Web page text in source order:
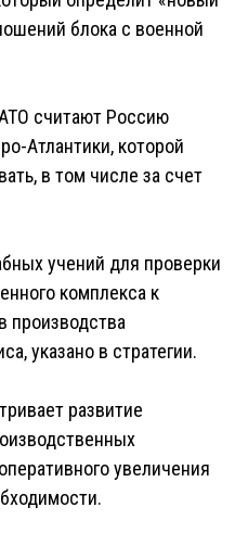
блока с военной
считают Россию
Атлантики, которой
в том числе за счет
учений для проверки
комплекса к
производства
указано в стратегии.
развитие
увеличения